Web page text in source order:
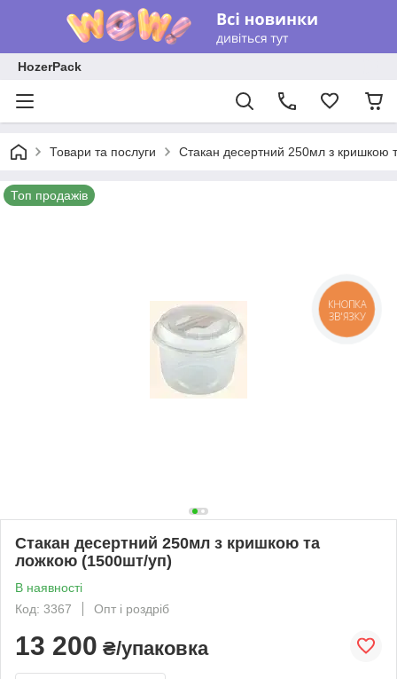
HozerPack
Товари та послуги Стакан десертний 250мл з кришкою
Топ продажів
Стакан десертний 250мл з кришкою та
ложкою (1500шт/уп)
В наявності
Код: 3367
Опт і роздріб
13 200 ₴/упаковка
КНОПКА
ЗВ'ЯЗКУ